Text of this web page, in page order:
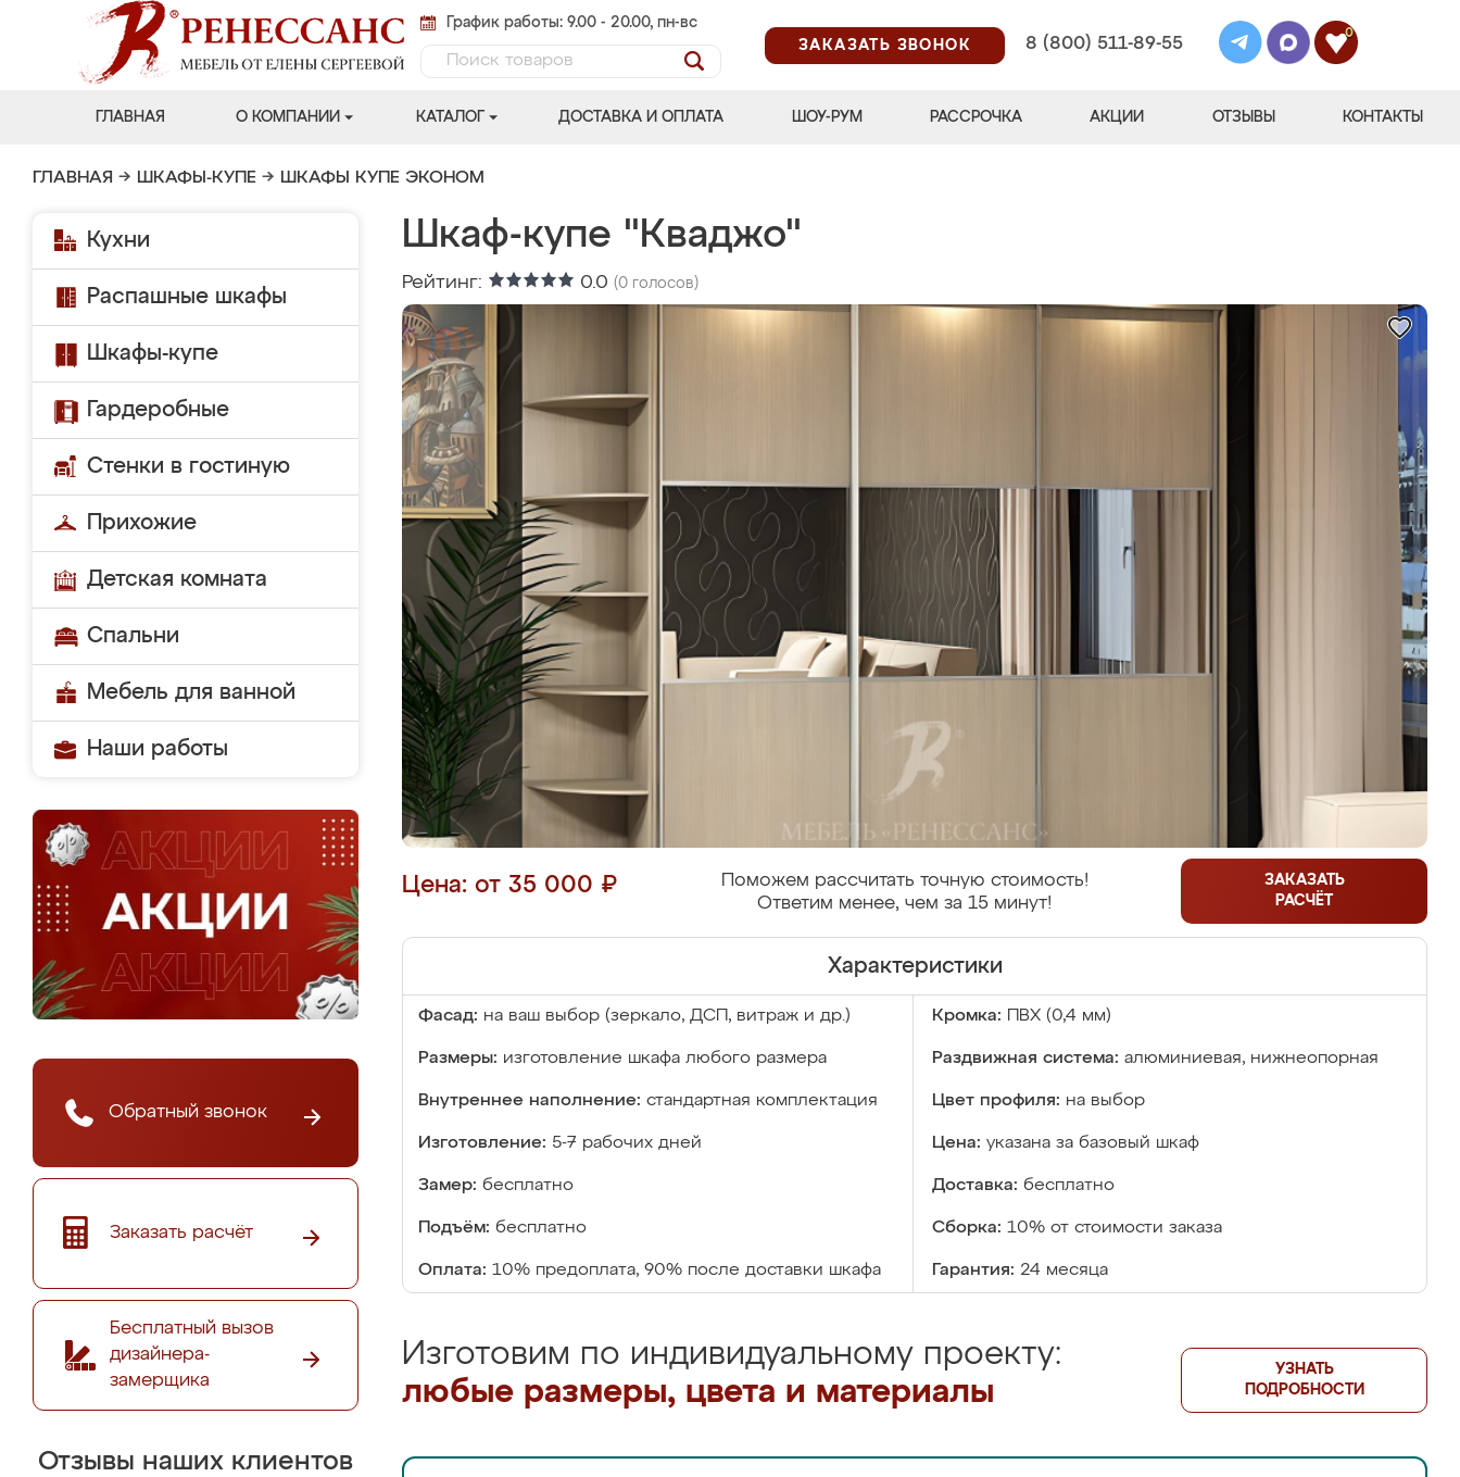
График работы: 9.00 - 20.00, пн-вс
ЗАКАЗАТЬ ЗВОНОК
8 (800) 511-89-55
0
ГЛАВНАЯ О КОМПАНИИ КАТАЛОГ ДОСТАВКА И ОПЛАТА ШОУ-РУМ РАССРОЧКА АКЦИИ ОТЗЫВЫ КОНТАКТЫ
ГЛАВНАЯ → ШКАФЫ-КУПЕ → ШКАФЫ КУПЕ ЭКОНОМ
Кухни
Распашные шкафы
Шкафы-купе
Гардеробные
Стенки в гостиную
Прихожие
Детская комната
Спальни
Мебель для ванной
Наши работы
Обратный звонок
Заказать расчёт
Бесплатный вызов
дизайнера-
замерщика
Отзывы наших клиентов
Шкаф-купе "Кваджо"
Рейтинг: 0.0 (0 голосов)
Цена: от 35 000 ₽
Поможем рассчитать точную стоимость!
Ответим менее, чем за 15 минут!
ЗАКАЗАТЬ
РАСЧЁТ
Характеристики
Фасад: на ваш выбор (зеркало, ДСП, витраж и др.) Кромка: ПВХ (0,4 мм)
Размеры: изготовление шкафа любого размера Раздвижная система: алюминиевая, нижнеопорная
Внутреннее наполнение: стандартная комплектация Цвет профиля: на выбор
Изготовление: 5-7 рабочих дней Цена: указана за базовый шкаф
Замер: бесплатно Доставка: бесплатно
Подъём: бесплатно Сборка: 10% от стоимости заказа
Оплата: 10% предоплата, 90% после доставки шкафа Гарантия: 24 месяца
Изготовим по индивидуальному проекту:
любые размеры, цвета и материалы
УЗНАТЬ
ПОДРОБНОСТИ